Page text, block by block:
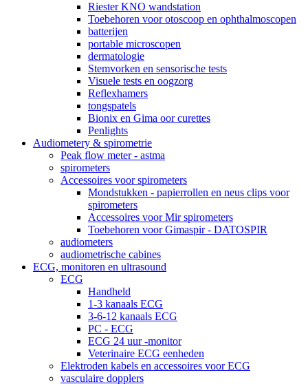
Riester KNO wandstation
Toebehoren voor otoscoop en ophthalmoscopen
batterijen
portable microscopen
dermatologie
Stemvorken en sensorische tests
Visuele tests en oogzorg
Reflexhamers
tongspatels
Bionix en Gima oor curettes
Penlights
Audiometery & spirometrie
Peak flow meter - astma
spirometers
Accessoires voor spirometers
Mondstukken - papierrollen en neus clips voor
spirometers
Accessoires voor Mir spirometers
Toebehoren voor Gimaspir - DATOSPIR
audiometers
audiometrische cabines
ECG, monitoren en ultrasound
ECG
Handheld
1-3 kanaals ECG
3-6-12 kanaals ECG
PC - ECG
ECG 24 uur -monitor
Veterinaire ECG eenheden
Elektroden kabels en accessoires voor ECG
vasculaire dopplers